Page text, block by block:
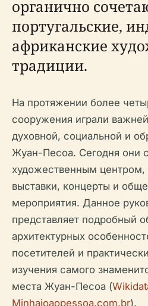
органично
португальские,
африканские
традиции.
На протяжении более
сооружения играли
духовной, социальной и
Жуан-Песоа. Сегодня они
художественным центром,
выставки, концерты и
мероприятия. Данное
представляет подробный
архитектурных
посетителей и
изучения самого
места Жуан-Песоа (
Minhajoaopessoa.com.br).